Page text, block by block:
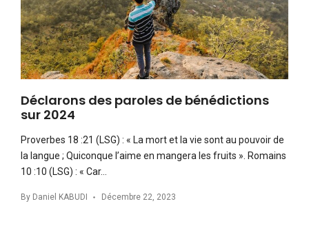
Déclarons des paroles de bénédictions
sur 2024
Proverbes 18 :21 (LSG) : « La mort et la vie sont au pouvoir de
la langue ; Quiconque l’aime en mangera les fruits ». Romains
10 :10 (LSG) : « Car…
By Daniel KABUDI Décembre 22, 2023